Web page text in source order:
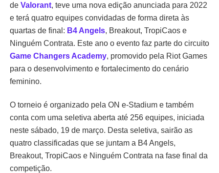
de Valorant, teve uma nova edição anunciada para 2022
e terá quatro equipes convidadas de forma direta às
quartas de final: B4 Angels, Breakout, TropiCaos e
Ninguém Contrata. Este ano o evento faz parte do circuito
Game Changers Academy, promovido pela Riot Games
para o desenvolvimento e fortalecimento do cenário
feminino.
O torneio é organizado pela ON e-Stadium e também
conta com uma seletiva aberta até 256 equipes, iniciada
neste sábado, 19 de março. Desta seletiva, sairão as
quatro classificadas que se juntam a B4 Angels,
Breakout, TropiCaos e Ninguém Contrata na fase final da
competição.